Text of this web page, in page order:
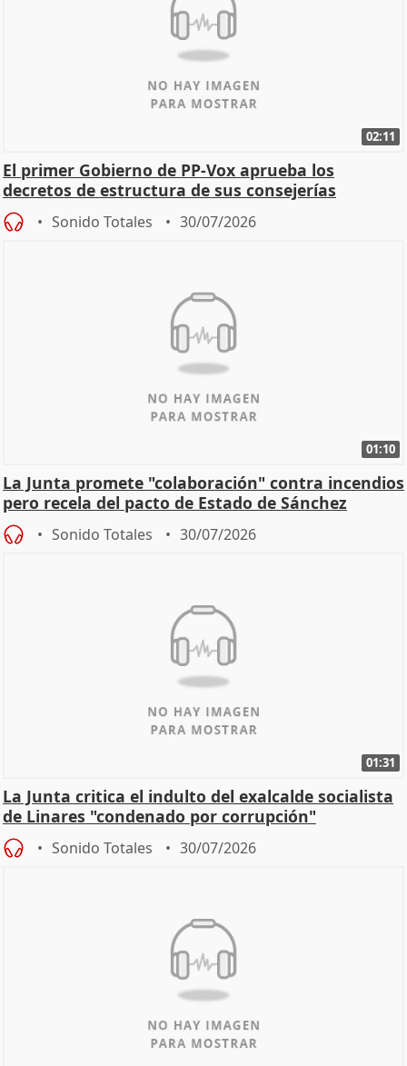
02:11
El primer Gobierno de PP-Vox aprueba los
decretos de estructura de sus consejerías
Sonido Totales 30/07/2026
01:10
La Junta promete "colaboración" contra incendios
pero recela del pacto de Estado de Sánchez
Sonido Totales 30/07/2026
01:31
La Junta critica el indulto del exalcalde socialista
de Linares "condenado por corrupción"
Sonido Totales 30/07/2026